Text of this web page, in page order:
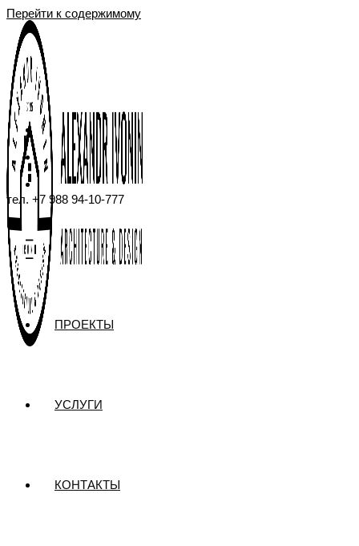
Перейти к содержимому
тел. +7 988 94-10-777
ПРОЕКТЫ
УСЛУГИ
КОНТАКТЫ